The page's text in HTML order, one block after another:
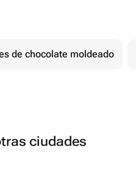
de chocolate moldeado
ciudades